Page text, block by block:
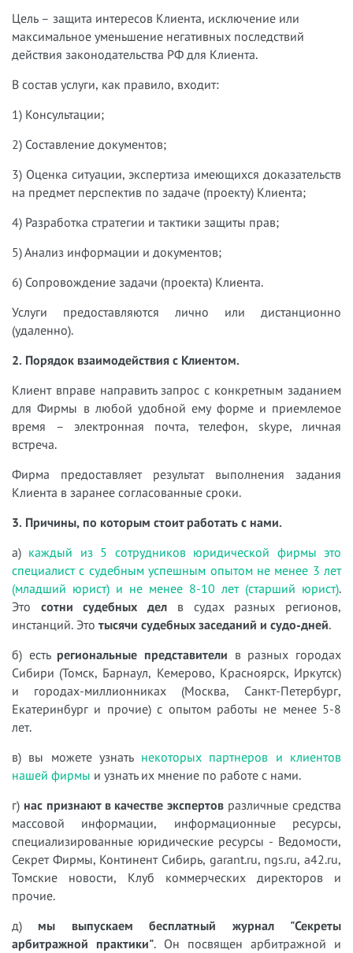
Цель – защита интересов Клиента, исключение или
максимальное уменьшение негативных последствий
действия законодательства РФ для Клиента.
В состав услуги, как правило, входит:
1) Консультации;
2) Составление документов;
3) Оценка ситуации, экспертиза имеющихся доказательств
на предмет перспектив по задаче (проекту) Клиента;
4) Разработка стратегии и тактики защиты прав;
5) Анализ информации и документов;
6) Сопровождение задачи (проекта) Клиента.
Услуги предоставляются лично или дистанционно
(удаленно).
2. Порядок взаимодействия с Клиентом.
Клиент вправе направить запрос с конкретным заданием
для Фирмы в любой удобной ему форме и приемлемое
время – электронная почта, телефон, skype, личная
встреча.
Фирма предоставляет результат выполнения задания
Клиента в заранее согласованные сроки.
3. Причины, по которым стоит работать с нами.
а) каждый из 5 сотрудников юридической фирмы это
специалист с судебным успешным опытом не менее 3 лет
(младший юрист) и не менее 8-10 лет (старший юрист).
Это сотни судебных дел в судах разных регионов,
инстанций. Это тысячи судебных заседаний и судо-дней.
б) есть региональные представители в разных городах
Сибири (Томск, Барнаул, Кемерово, Красноярск, Иркутск)
и городах-миллионниках (Москва, Санкт-Петербург,
Екатеринбург и прочие) с опытом работы не менее 5-8
лет.
в) вы можете узнать некоторых партнеров и клиентов
нашей фирмы и узнать их мнение по работе с нами.
г) нас признают в качестве экспертов различные средства
массовой информации, информационные ресурсы,
специализированные юридические ресурсы - Ведомости,
Секрет Фирмы, Континент Сибирь, garant.ru, ngs.ru, a42.ru,
Томские новости, Клуб коммерческих директоров и
прочие.
д) мы выпускаем бесплатный журнал "Секреты
арбитражной практики". Он посвящен арбитражной и